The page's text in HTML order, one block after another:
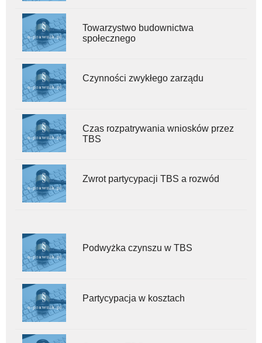
Towarzystwo budownictwa
społecznego
Czynności zwykłego zarządu
Czas rozpatrywania wniosków przez
TBS
Zwrot partycypacji TBS a rozwód
Podwyżka czynszu w TBS
Partycypacja w kosztach